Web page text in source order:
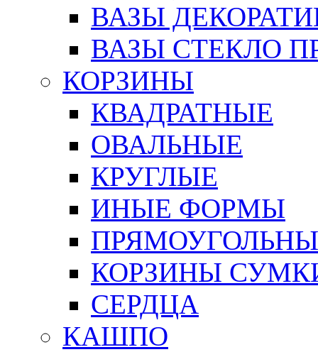
ВАЗЫ
ВАЗЫ СТЕКЛО
КОРЗИНЫ
КВАДРАТНЫЕ
ОВАЛЬНЫЕ
КРУГЛЫЕ
ИНЫЕ ФОРМЫ
КОРЗИНЫ
СЕРДЦА
КАШПО